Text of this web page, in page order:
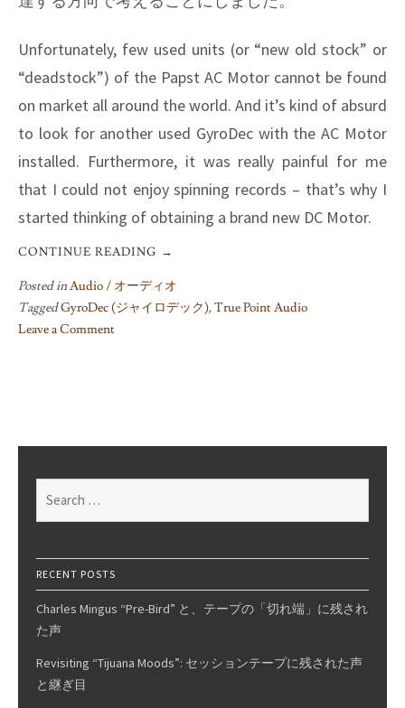
Unfortunately, few used units (or “new old stock” or
“deadstock”) of the Papst AC Motor cannot be found
on market all around the world. And it’s kind of absurd
to look for another used GyroDec with the AC Motor
installed. Furthermore, it was really painful for me
that I could not enjoy spinning records – that’s why I
started thinking of obtaining a brand new DC Motor.
CONTINUE READING →
Posted inAudio / オーディオ
TaggedGyroDec (ジャイロデック),True Point Audio
Leave a Comment
GyroDec
True
Audio
PSU
for:
RECENT POSTS
Charles Mingus “Pre-Bird” と、テープの「切れ端」に残され
た声
Revisiting “Tijuana Moods”: セッションテープに残された声
と継ぎ目